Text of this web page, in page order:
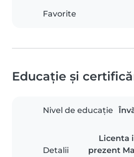
Favorite
Educație și
Nivel de educație
Detalii
Licenta
prezent